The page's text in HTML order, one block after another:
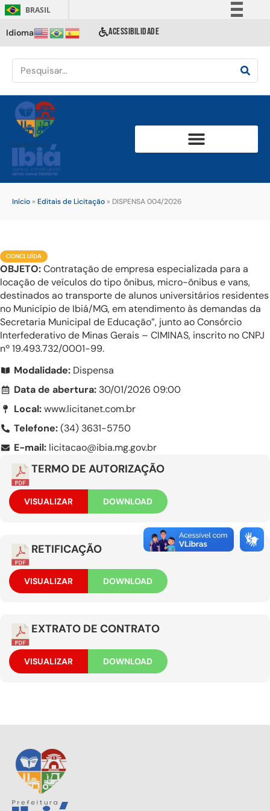
BRASIL
Comunica BR
Acesso à informação
Idioma ACESSIBILIDADE
Início » Editais de Licitação » DISPENSA 004/2026
CONCLUÍDA
OBJETO:Contratação de empresa especializada para a
locação de veículos do tipo ônibus, micro-ônibus e vans,
destinados ao transporte de alunos universitários residentes
no Município de Ibiá/MG, em atendimento às demandas da
Secretaria Municipal de Educação”, junto ao Consórcio
Interfederativo de Minas Gerais – CIMINAS, inscrito no CNPJ
nº 19.493.732/0001-99.
Modalidade:Dispensa
Data de abertura: 30/01/2026 09:00
Local:www.licitanet.com.br
Telefone:(34) 3631-5750
E-mail: licitacao@ibia.mg.gov.br
TERMO DE AUTORIZAÇÃO
VISUALIZAR DOWNLOAD
RETIFICAÇÃO
VISUALIZAR DOWNLOAD
EXTRATO DE CONTRATO
VISUALIZAR DOWNLOAD